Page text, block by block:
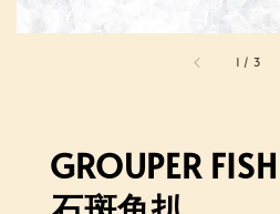
1 / 3
GROUPER